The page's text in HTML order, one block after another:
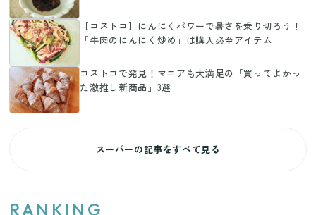
【コストコ】にんにくパワーで暑さを乗り切ろう！
「牛肉のにんにく炒め」は購入必至アイテム
コストコで発見！マニアも大満足の「買ってよかっ
た激推し新商品」3選
スーパーの記事をすべて見る
RANKING